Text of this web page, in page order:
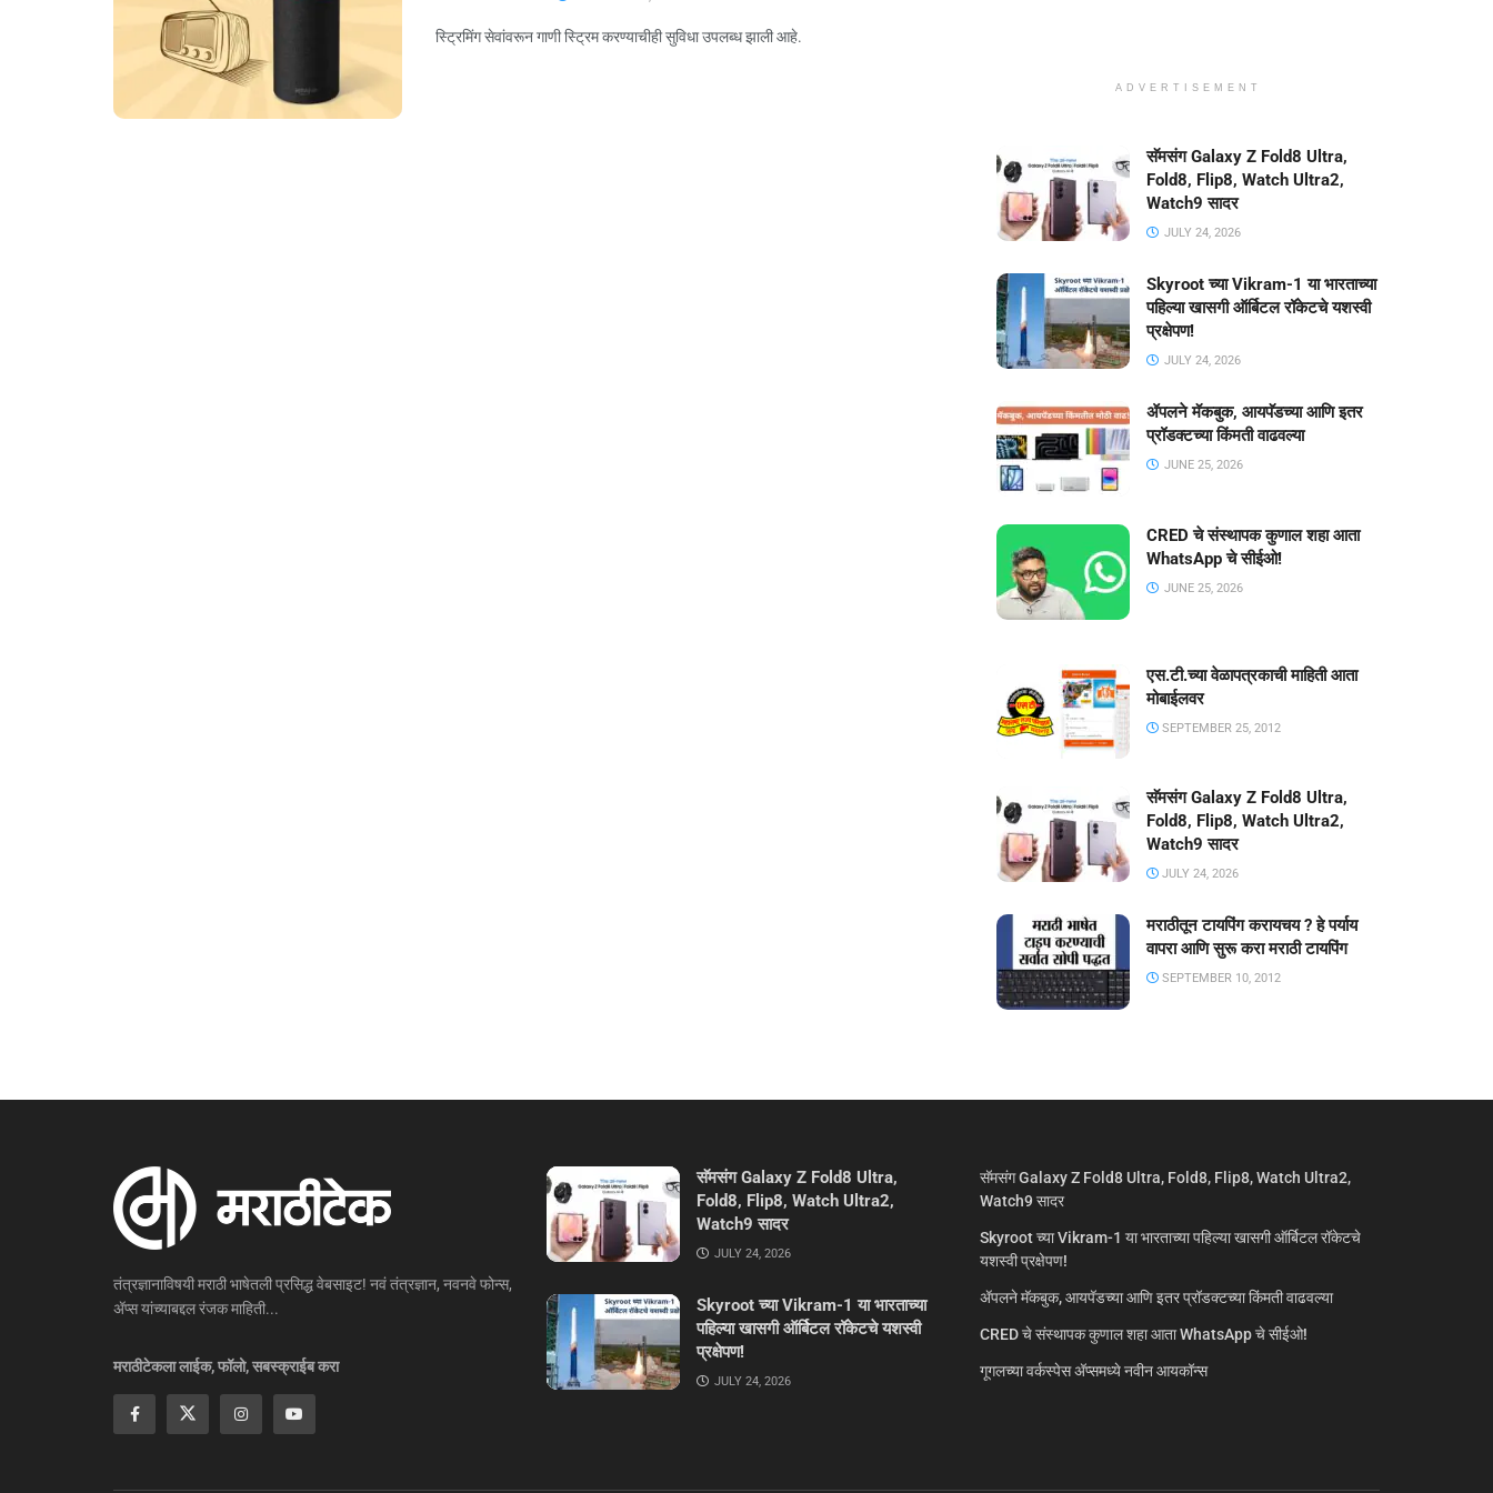
स्ट्रिमिंग सेवांवरून गाणी स्ट्रिम करण्याचीही सुविधा उपलब्ध झाली आहे.
ADVERTISEMENT
सॅमसंग Galaxy Z Fold8 Ultra,
Fold8, Flip8, Watch Ultra2,
Watch9 सादर
JULY 24, 2026
Skyroot च्या Vikram-1 या भारताच्या
पहिल्या खासगी ऑर्बिटल रॉकेटचे यशस्वी
प्रक्षेपण!
JULY 24, 2026
ॲपलने मॅकबुक, आयपॅडच्या आणि इतर
प्रॉडक्टच्या किंमती वाढवल्या
JUNE 25, 2026
CRED चे संस्थापक कुणाल शहा आता
WhatsApp चे सीईओ!
JUNE 25, 2026
एस.टी.च्या वेळापत्रकाची माहिती आता
मोबाईलवर
SEPTEMBER 25, 2012
सॅमसंग Galaxy Z Fold8 Ultra,
Fold8, Flip8, Watch Ultra2,
Watch9 सादर
JULY 24, 2026
मराठीतून टायपिंग करायचय ? हे पर्याय
वापरा आणि सुरू करा मराठी टायपिंग
SEPTEMBER 10, 2012
तंत्रज्ञानाविषयी मराठी भाषेतली प्रसिद्ध वेबसाइट! नवं तंत्रज्ञान, नवनवे फोन्स,
ॲप्स यांच्याबद्दल रंजक माहिती...
मराठीटेकला लाईक, फॉलो, सबस्क्राईब करा
सॅमसंग Galaxy Z Fold8 Ultra,
Fold8, Flip8, Watch Ultra2,
Watch9 सादर
JULY 24, 2026
Skyroot च्या Vikram-1 या भारताच्या
पहिल्या खासगी ऑर्बिटल रॉकेटचे यशस्वी
प्रक्षेपण!
JULY 24, 2026
सॅमसंग Galaxy Z Fold8 Ultra, Fold8, Flip8, Watch Ultra2,
Watch9 सादर
Skyroot च्या Vikram-1 या भारताच्या पहिल्या खासगी ऑर्बिटल रॉकेटचे
यशस्वी प्रक्षेपण!
ॲपलने मॅकबुक, आयपॅडच्या आणि इतर प्रॉडक्टच्या किंमती वाढवल्या
CRED चे संस्थापक कुणाल शहा आता WhatsApp चे सीईओ!
गूगलच्या वर्कस्पेस अ‍ॅप्समध्ये नवीन आयकॉन्स